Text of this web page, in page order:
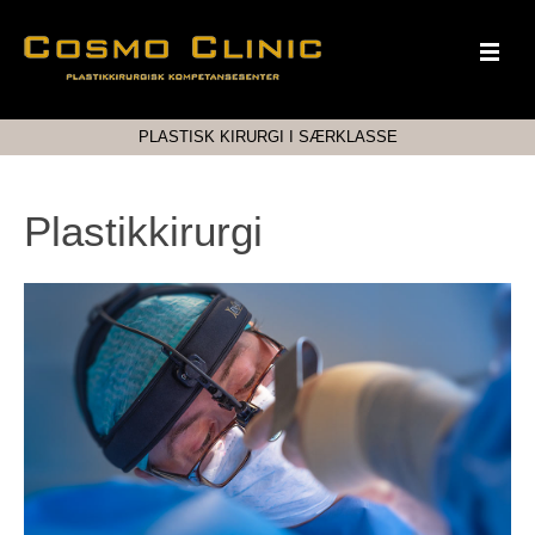
PLASTISK KIRURGI I SÆRKLASSE
Plastikkirurgi